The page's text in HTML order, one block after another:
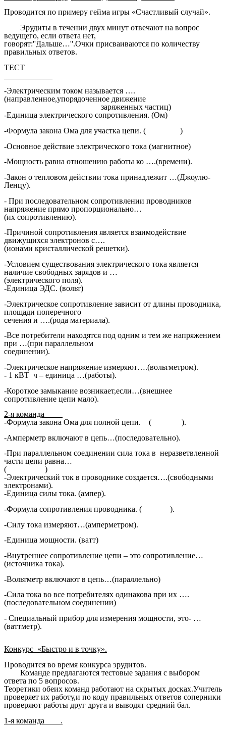
Проводится по примеру гейма игры «Счастливый случай».
Эрудиты в течении двух минут отвечают на вопрос
ведущего, если ответа нет,
говорят:''Дальше…''.Очки присваиваются по количеству
правильных ответов.
ТЕСТ
-Электрическим током называется ….
(направленное,упорядоченное движение
заряженных частиц)
-Единица электрического сопротивления. (Ом)
-Формула закона Ома для участка цепи. ( )
-Основное действие электрического тока (магнитное)
-Мощность равна отношению работы ко ….(времени).
-Закон о тепловом действии тока принадлежит …(Джоулю-
Ленцу).
- При последовательном сопротивлении проводников
напряжение прямо пропорционально…
(их сопротивлению).
-Причиной сопротивления является взаимодействие
движущихся электронов с….
(ионами кристаллической решетки).
-Условием существования электрического тока является
наличие свободных зарядов и …
(электрического поля).
-Единица ЭДС. (вольт)
-Электрическое сопротивление зависит от длины проводника,
площади поперечного
сечения и ….(рода материала).
-Все потребители находятся под одним и тем же напряжением
при …(при параллельном
соединении).
-Электрическое напряжение измеряют….(вольтметром).
- 1 кВТ ч – единица …(работы).
-Короткое замыкание возникает,если…(внешнее
сопротивление цепи мало).
2-я команда
-Формула закона Ома для полной цепи. ( ).
-Амперметр включают в цепь…(последовательно).
-При параллельном соединении сила тока в неразветвленной
части цепи равна…
( )
-Электрический ток в проводнике создается….(свободными
электронами).
-Единица силы тока. (ампер).
-Формула сопротивления проводника. ( ).
-Силу тока измеряют…(амперметром).
-Единица мощности. (ватт)
-Внутреннее сопротивление цепи – это сопротивление…
(источника тока).
-Вольтметр включают в цепь…(параллельно)
-Сила тока во все потребителях одинакова при их ….
(последовательном соединении)
- Специальный прибор для измерения мощности, это- …
(ваттметр).
Конкурс «Быстро и в точку».
Проводится во время конкурса эрудитов.
Команде предлагаются тестовые задания с выбором
ответа по 5 вопросов.
Теоретики обеих команд работают на скрытых досках.Учитель
проверяет их работу,и по коду правильных ответов соперники
проверяют работы друг друга и выводят средний бал.
1-я команда .